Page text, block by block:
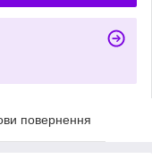
повернення